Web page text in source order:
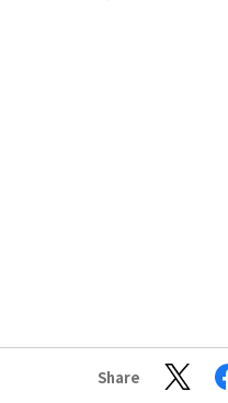
Share